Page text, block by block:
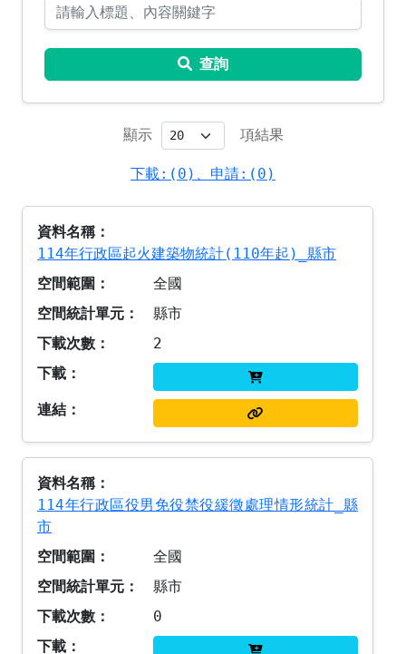
查詢
顯示 項結果
下載:(0)、申請:(0)
114年行政區起火建築物統計(110年起)_縣市
全國
縣市
2
114年行政區役男免役禁役緩徵處理情形統計_縣
市
全國
縣市
0